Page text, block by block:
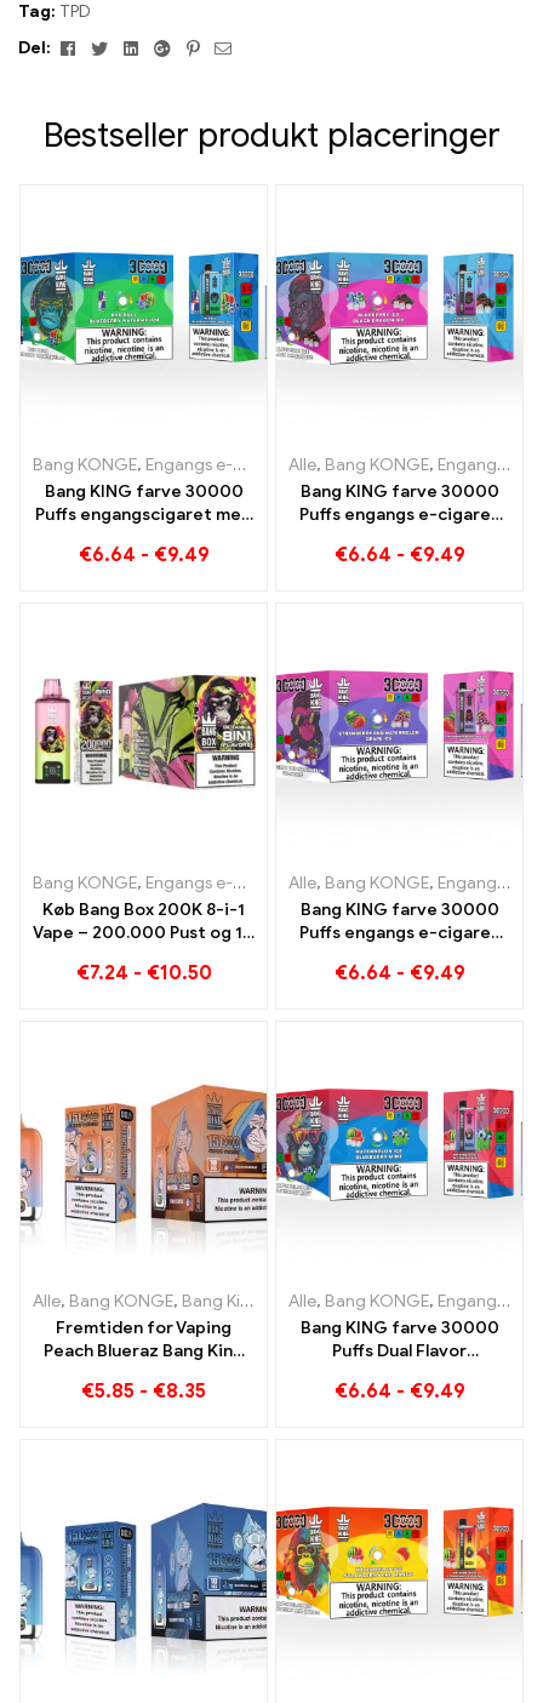
Tag: TPD
Del:
FacebookTwitterLinkedinGoogle+Pinterest
E-
Bestseller produkt placeringer
Bang KONGE, Engangs e-cigaretter Litauen ,Engangs e-
Bang KING farve 30000
Puffs engangscigaret med
Energy Watermelon
€6.64 - €9.49
Alle, Bang KONGE, Engangs e-cigaretter Litauen
Bang KING farve 30000
Puffs engangs e-cigaret
med smagene Blueberry
€6.64 - €9.49
Bang KONGE, Engangs e-cigaretter ,Engangs e-cigaretter
Køb Bang Box 200K 8-i-1
Vape – 200.000 Pust og 10
€7.24 - €10.50
Alle, Bang KONGE, Engangs e-cigaretter Litauen
Bang KING farve 30000
Puffs engangs e-cigaret
sød jordbærvandmelon og
€6.64 - €9.49
Alle, Bang KONGE, Bang King Smart skærm 15000 Puff ,Engangs
Fremtiden for Vaping
Peach Blueraz Bang King
€5.85 - €8.35
Alle, Bang KONGE, Engangs e-cigaretter Litauen
Bang KING farve 30000
Puffs Dual Flavor
perfekte kombination af
€6.64 - €9.49